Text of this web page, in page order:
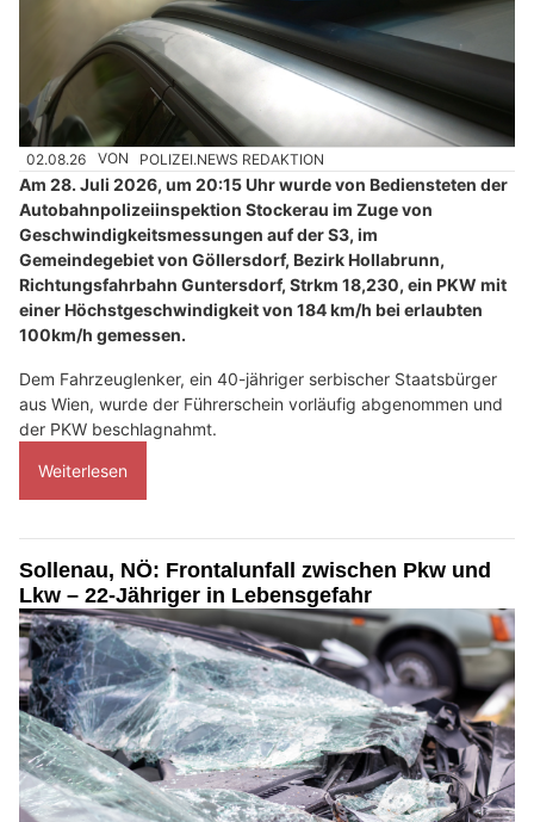
02.08.26 VON POLIZEI.NEWS REDAKTION
Am 28. Juli 2026, um 20:15 Uhr wurde von Bediensteten der
Autobahnpolizeiinspektion Stockerau im Zuge von
Geschwindigkeitsmessungen auf der S3, im
Gemeindegebiet von Göllersdorf, Bezirk Hollabrunn,
Richtungsfahrbahn Guntersdorf, Strkm 18,230, ein PKW mit
einer Höchstgeschwindigkeit von 184 km/h bei erlaubten
100km/h gemessen.
Dem Fahrzeuglenker, ein 40-jähriger serbischer Staatsbürger
aus Wien, wurde der Führerschein vorläufig abgenommen und
der PKW beschlagnahmt.
Weiterlesen
Sollenau, NÖ: Frontalunfall zwischen Pkw und
Lkw – 22-Jähriger in Lebensgefahr